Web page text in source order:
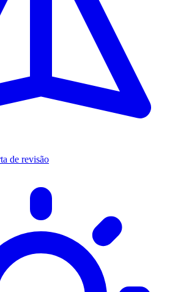
de revisão